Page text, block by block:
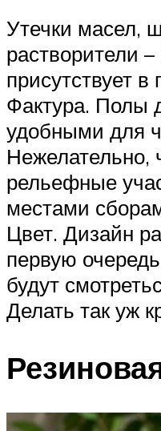
Утечки масел,
растворители –
присутствует в
Фактура. Полы
удобными для
рельефные
местами
Цвет. Дизайн
первую
будут
Делать так уж